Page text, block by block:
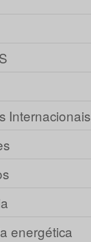
Internacionais
energética